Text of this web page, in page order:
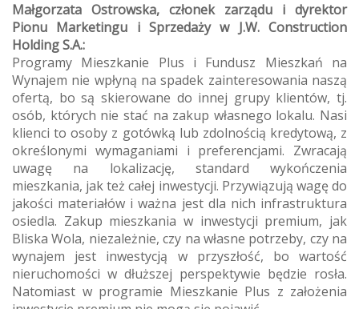
Małgorzata Ostrowska, członek zarządu i dyrektor
Pionu Marketingu i Sprzedaży w J.W. Construction
Holding S.A.:
Programy Mieszkanie Plus i Fundusz Mieszkań na
Wynajem nie wpłyną na spadek zainteresowania naszą
ofertą, bo są skierowane do innej grupy klientów, tj.
osób, których nie stać na zakup własnego lokalu. Nasi
klienci to osoby z gotówką lub zdolnością kredytową, z
określonymi wymaganiami i preferencjami. Zwracają
uwagę na lokalizację, standard wykończenia
mieszkania, jak też całej inwestycji. Przywiązują wagę do
jakości materiałów i ważna jest dla nich infrastruktura
osiedla. Zakup mieszkania w inwestycji premium, jak
Bliska Wola, niezależnie, czy na własne potrzeby, czy na
wynajem jest inwestycją w przyszłość, bo wartość
nieruchomości w dłuższej perspektywie będzie rosła.
Natomiast w programie Mieszkanie Plus z założenia